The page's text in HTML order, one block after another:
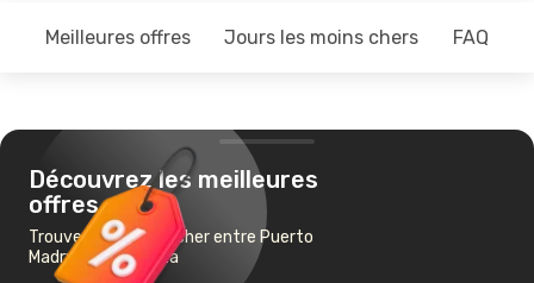
Meilleures offres Jours les moins chers FAQ
Découvrez les meilleures
offres
Trouvez un vol pas cher entre Puerto
Madryn et Mendoza